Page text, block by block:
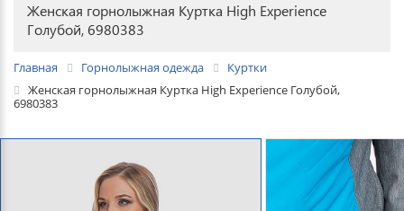
Женская горнолыжная Куртка High Experience
Голубой, 6980383
Главная Горнолыжная одежда
Куртки
Женская горнолыжная Куртка High Experience Голубой,
6980383